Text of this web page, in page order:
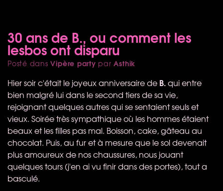
30 ans de B., ou comment les
lesbos ont disparu
Posté dansVipère party parAsthik
Hier soir c'était le joyeux anniversaire de B.qui entre
bien malgré lui dans le second tiers de sa vie,
rejoignant quelques autres qui se sentaient seuls et
vieux. Soirée très sympathique où les hommes étaient
beaux et les filles pas mal. Boisson, cake, gâteau au
chocolat. Puis, au fur et à mesure que le sol devenait
plus amoureux de nos chaussures, nous jouant
quelques tours (j'en ai vu finir dans des portes), tout a
basculé.